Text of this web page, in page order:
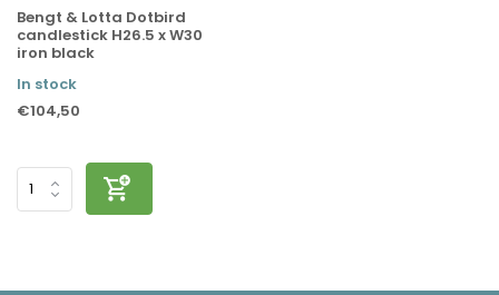
Bengt & Lotta Dotbird
candlestick H26.5 x W30
iron black
In stock
€104,50